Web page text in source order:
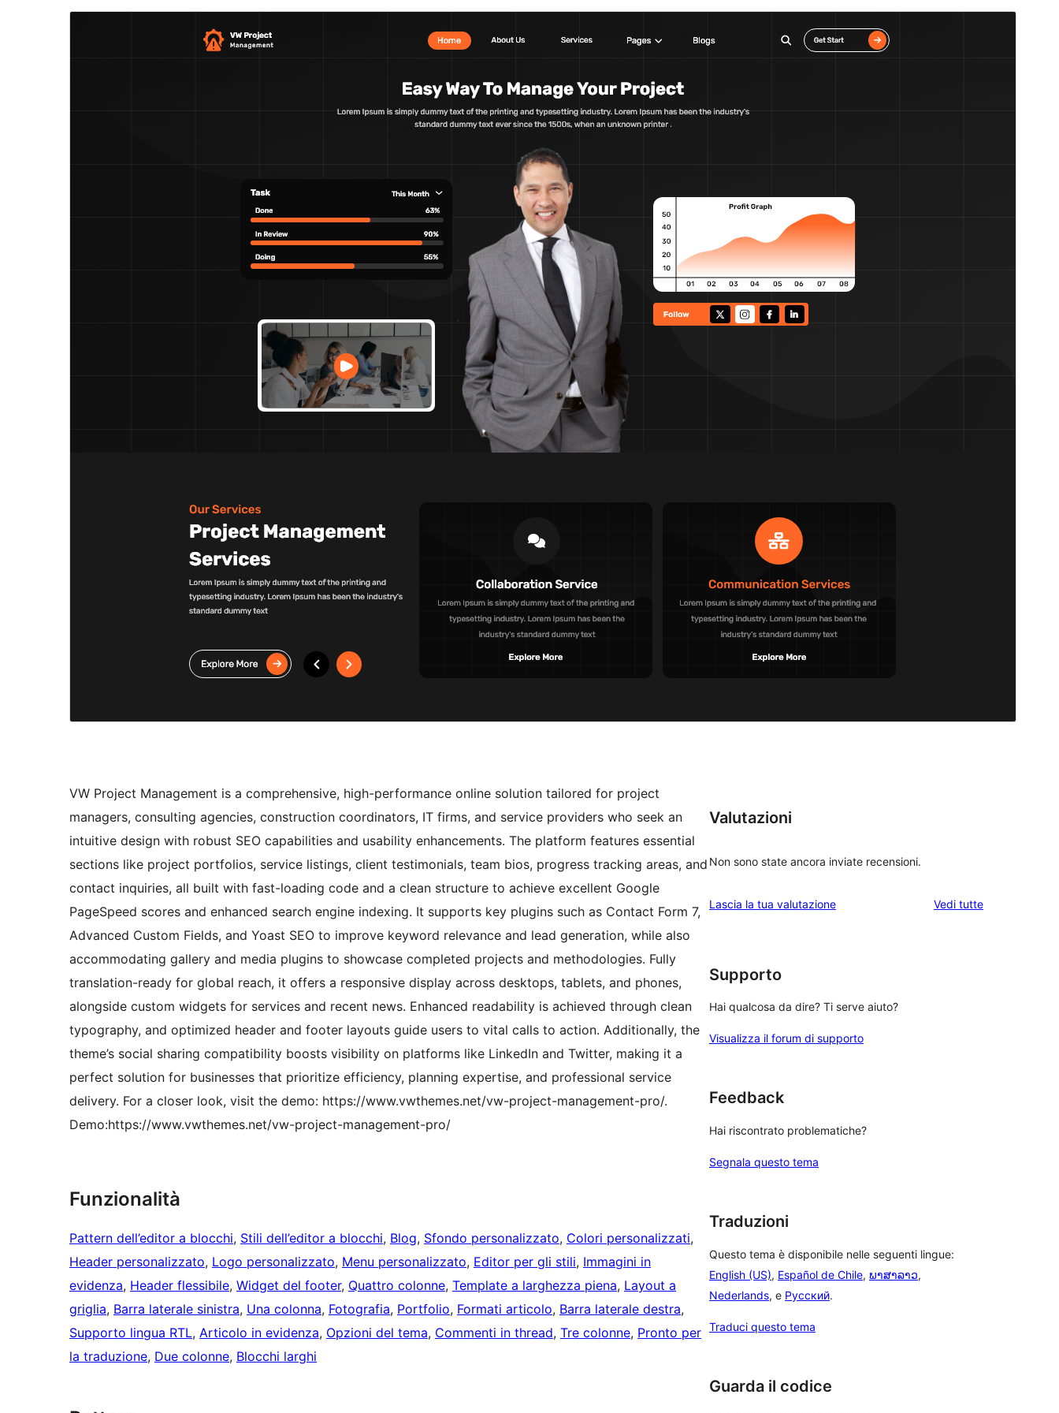
Questo tema è gratuito, ma offre aggiornamenti e
Versione PHP
Homepage del tema
VW Project Management is a comprehensive, high-performance online solution tailored for project
managers, consulting agencies, construction coordinators, IT firms, and service providers who seek an
intuitive design with robust SEO capabilities and usability enhancements. The platform features essential
sections like project portfolios, service listings, client testimonials, team bios, progress tracking areas, and
contact inquiries, all built with fast-loading code and a clean structure to achieve excellent Google
PageSpeed scores and enhanced search engine indexing. It supports key plugins such as Contact Form 7,
Advanced Custom Fields, and Yoast SEO to improve keyword relevance and lead generation, while also
accommodating gallery and media plugins to showcase completed projects and methodologies. Fully
translation-ready for global reach, it offers a responsive display across desktops, tablets, and phones,
alongside custom widgets for services and recent news. Enhanced readability is achieved through clean
typography, and optimized header and footer layouts guide users to vital calls to action. Additionally, the
theme’s social sharing compatibility boosts visibility on platforms like LinkedIn and Twitter, making it a
perfect solution for businesses that prioritize efficiency, planning expertise, and professional service
delivery. For a closer look, visit the demo: https://www.vwthemes.net/vw-project-management-pro/.
Demo:https://www.vwthemes.net/vw-project-management-pro/
Funzionalità
Pattern dell’editor a blocchi, Stili dell’editor a blocchi, Blog, Sfondo personalizzato, Colori personalizzati
Header personalizzato, Logo personalizzato, Menu personalizzato, Editor per gli stili, Immagini in
evidenza, Header flessibile, Widget del footer, Quattro colonne, Template a larghezza piena, Layout a
griglia, Barra laterale sinistra, Una colonna, Fotografia, Portfolio, Formati articolo, Barra laterale destra
Supporto lingua RTL, Articolo in evidenza, Opzioni del tema, Commenti in thread, Tre colonne, Pronto per
la traduzione, Due colonne, Blocchi larghi
Valutazioni
Non sono state ancora inviate recensioni.
Lascia la tua valutazione Vedi tuttele
Supporto
Hai qualcosa da dire? Ti serve aiuto?
Visualizza il forum di supporto
Feedback
Hai riscontrato problematiche?
Segnala questo tema
Traduzioni
Questo tema è disponibile nelle seguenti lingue:
English (US), Español de Chile, ພາສາລາວ,
Nederlands, e Русский.
Traduci questo tema
Guarda il codice